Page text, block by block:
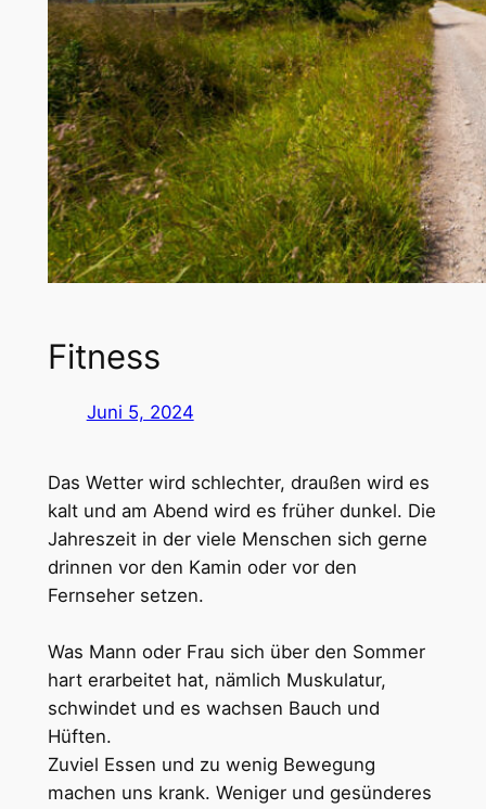
Fitness
Juni 5, 2024
Das Wetter wird schlechter, draußen wird es
kalt und am Abend wird es früher dunkel. Die
Jahreszeit in der viele Menschen sich gerne
drinnen vor den Kamin oder vor den
Fernseher setzen.
Was Mann oder Frau sich über den Sommer
hart erarbeitet hat, nämlich Muskulatur,
schwindet und es wachsen Bauch und
Hüften.
Zuviel Essen und zu wenig Bewegung
machen uns krank. Weniger und gesünderes